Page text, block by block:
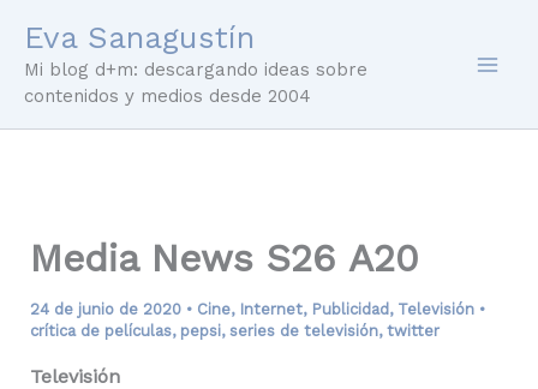
contenido
Eva Sanagustín
Mi blog d+m: descargando ideas sobre
contenidos y medios desde 2004
Media News S26 A20
24 de junio de 2020 • Cine, Internet, Publicidad , Televisión•
crítica de películas, pepsi, series de televisión, twitter
Televisión